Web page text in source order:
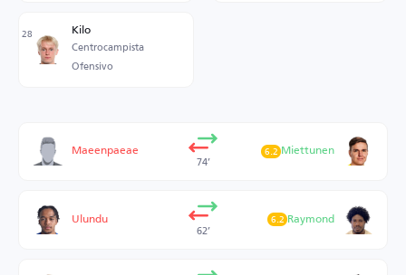
28 Kilo
Centrocampista
Ofensivo
Maeenpaeae
74’
Miettunen
6.2
Ulundu
62’
Raymond
6.2